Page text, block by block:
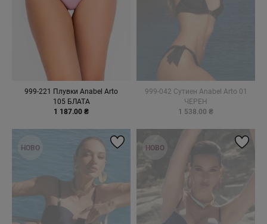
999-221 Плувки Anabel Arto
105 БЛАТА
1 187.00 ₴
999-042 Сутиен Anabel Arto 01
ЧЕРЕН
1 538.00 ₴
НОВО НОВО